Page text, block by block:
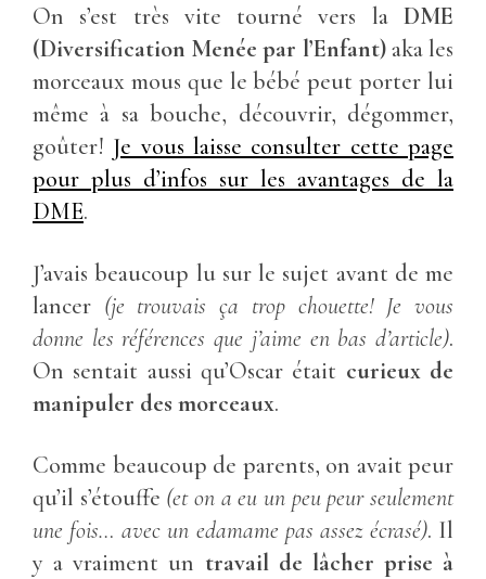
On s’est très vite tourné vers la DME
(Diversification Menée par l’Enfant)aka les
morceaux mous que le bébé peut porter lui
même à sa bouche, découvrir, dégommer,
goûter! Je vous laisse consulter cette page
pour plus d’infos sur les avantages de la
DME.
J’avais beaucoup lu sur le sujet avant de me
lancer (je trouvais ça trop chouette! Je vous
donne les références que j’aime en bas d’article).
On sentait aussi qu’Oscar était curieux de
manipuler des morceaux.
Comme beaucoup de parents, on avait peur
qu’il s’étouffe (et on a eu un peu peur seulement
une fois… avec un edamame pas assez écrasé). Il
y a vraiment un travail de lâcher prise à